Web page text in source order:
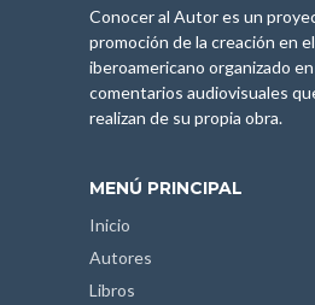
Conocer al Autor es un
promoción de la creación en
iberoamericano organizado
comentarios audiovisuales
realizan de su propia obra.
MENÚ PRINCIPAL
Inicio
Autores
Libros